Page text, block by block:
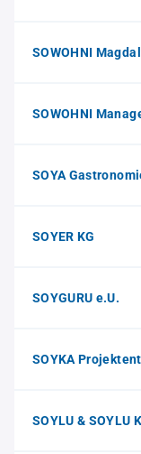
SOWOHNI
SOWOHNI
SOYA
SOYER KG
SOYGURU e.U.
SOYKA
SOYLU & SOYLU